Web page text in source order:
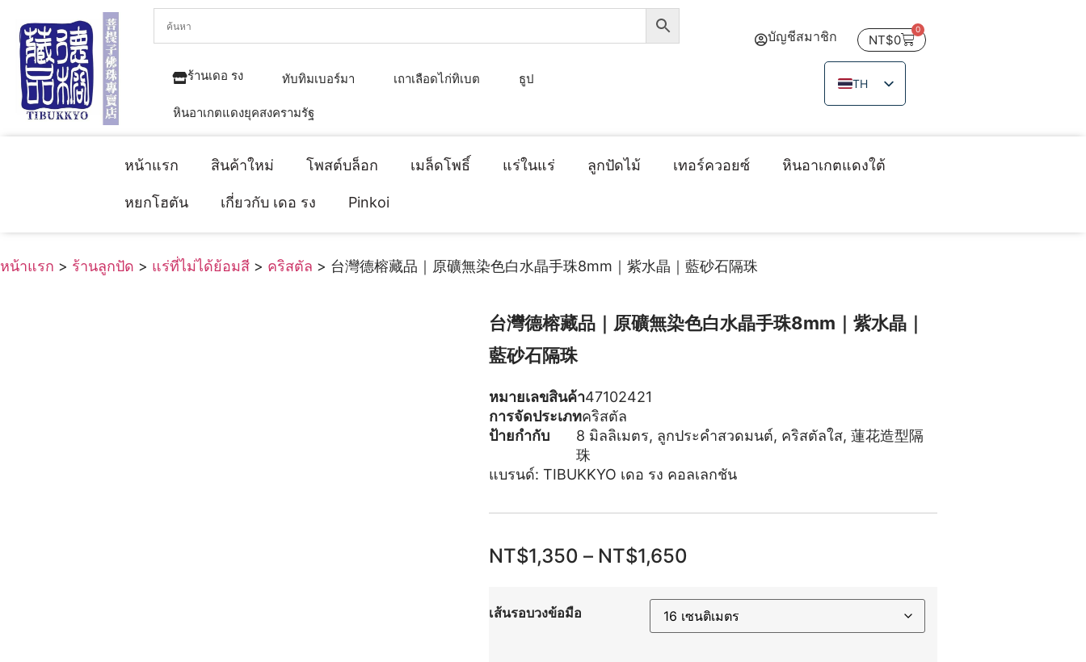
ร้านเดอ รง ทับทิมเบอร์มา เถาเลือดไก่ทิเบต ธูป
หินอาเกตแดงยุคสงครามรัฐ
บัญชีสมาชิก NT$0
0
TH
ZH_TW
EN
JA
หน้าแรก สินค้าใหม่ โพสต์บล็อก เมล็ดโพธิ์ แร่ในแร่ ลูกปัดไม้ เทอร์ควอยซ์ หินอาเกตแดงใต้
หยกโฮตัน เกี่ยวกับ เดอ รง Pinkoi
หน้าแรก > ร้านลูกปัด > แร่ที่ไม่ได้ย้อมสี > คริสตัล > 台灣德榕藏品｜原礦無染色白水晶手珠8mm｜紫水晶｜藍砂石隔珠
台灣德榕藏品｜原礦無染色白水晶手珠8mm｜紫水晶｜
藍砂石隔珠
หมายเลขสินค้า47102421
การจัดประเภทคริสตัล
ป้ายกำกับ
8 มิลลิเมตร, ลูกประคำสวดมนต์, คริสตัลใส, 蓮花造型隔
珠
แบรนด์: TIBUKKYO เดอ รง คอลเลกชัน
NT$1,350 – NT$1,650
เส้นรอบวงข้อมือ